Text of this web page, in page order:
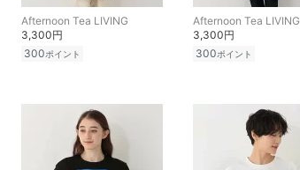
Afternoon Tea LIVING
3,300円
300ポイント
Afternoon Tea LIVING
3,300円
300ポイント